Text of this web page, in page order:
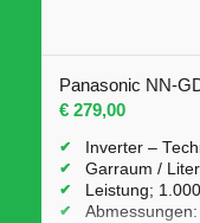
Panasonic NN-
€279,00
Inverter –
Garraum /
Leistung;